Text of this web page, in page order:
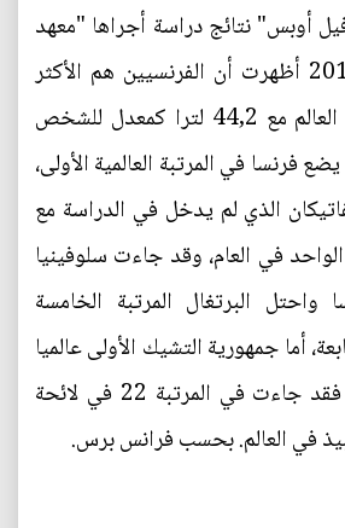
أوبس" نتائج دراسة أجراها "معهد
النبيذ" في العام 2012 أظهرت أن الفرنسيين هم الأكثر
استهلاكا للنبيذ في العالم مع 44,2 لترا كمعدل للشخص
فرنسا في المرتبة العالمية الأولى،
الذي لم يدخل في الدراسة مع
الواحد في العام، وقد جاءت سلوفينيا
واحتل البرتغال المرتبة الخامسة
أما جمهورية التشيك الأولى عالميا
في استهلاك الجعة فقد جاءت في المرتبة 22 في لائحة
في العالم. بحسب فرانس برس.